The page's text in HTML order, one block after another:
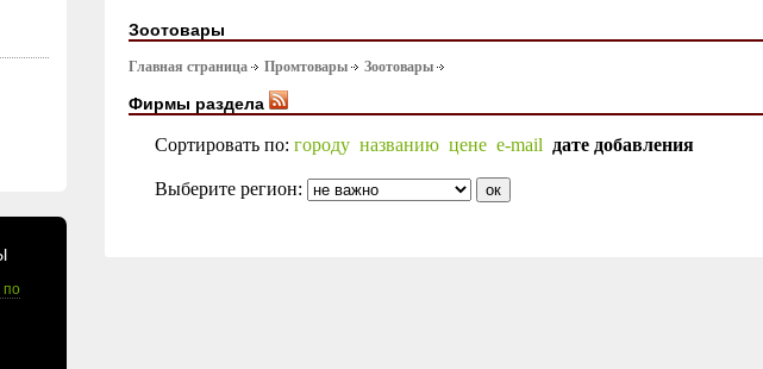
по
Зоотовары
Главная страница Промтовары Зоотовары
Фирмы раздела
Сортировать по: городу названию цене e-mail дате добавления
Выберите регион: